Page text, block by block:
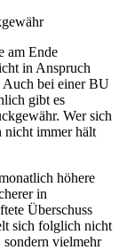
am Ende
in Anspruch
Auch bei einer BU
gibt es
Wer sich
nicht immer hält
höhere
in
Überschuss
sich folglich nicht
vielmehr